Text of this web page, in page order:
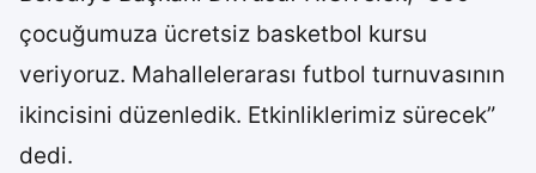
çocuğumuza ücretsiz basketbol kursu
veriyoruz. Mahallelerarası futbol turnuvasının
ikincisini düzenledik. Etkinliklerimiz sürecek”
dedi.